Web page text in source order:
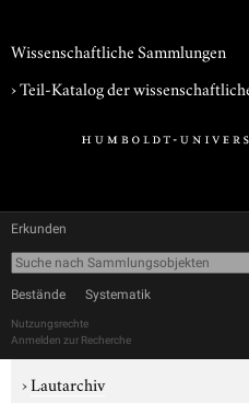
Wissenschaftliche Sammlungen
› Teil-Katalog der
Erkunden
Bestände Systematik
Nutzungsrechte
Anmelden zur Recherche
›Lautarchiv